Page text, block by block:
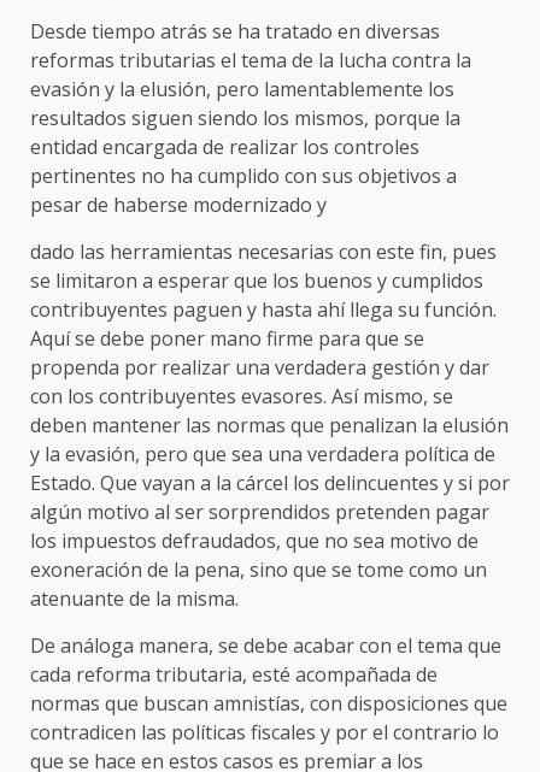
Desde tiempo atrás se ha tratado en diversas
reformas tributarias el tema de la lucha contra la
evasión y la elusión, pero lamentablemente los
resultados siguen siendo los mismos, porque la
entidad encargada de realizar los controles
pertinentes no ha cumplido con sus objetivos a
pesar de haberse modernizado y
dado las herramientas necesarias con este fin, pues
se limitaron a esperar que los buenos y cumplidos
contribuyentes paguen y hasta ahí llega su función.
Aquí se debe poner mano firme para que se
propenda por realizar una verdadera gestión y dar
con los contribuyentes evasores. Así mismo, se
deben mantener las normas que penalizan la elusión
y la evasión, pero que sea una verdadera política de
Estado. Que vayan a la cárcel los delincuentes y si por
algún motivo al ser sorprendidos pretenden pagar
los impuestos defraudados, que no sea motivo de
exoneración de la pena, sino que se tome como un
atenuante de la misma.
De análoga manera, se debe acabar con el tema que
cada reforma tributaria, esté acompañada de
normas que buscan amnistías, con disposiciones que
contradicen las políticas fiscales y por el contrario lo
que se hace en estos casos es premiar a los